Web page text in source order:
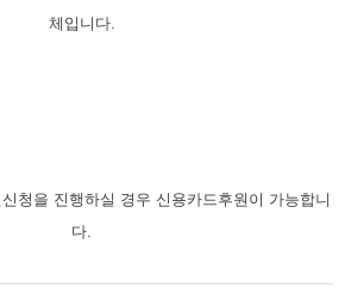
체입니다.
청을 진행하실 경우 신용카드후원이 가능합니
다.